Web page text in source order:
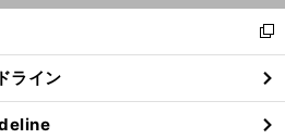
閉
る
新
し
い
ウ
ィ
ライン